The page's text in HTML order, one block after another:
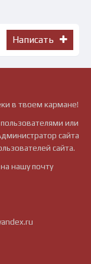
Написать
в твоем кармане!
или
сайта
сайта.
нашу почту